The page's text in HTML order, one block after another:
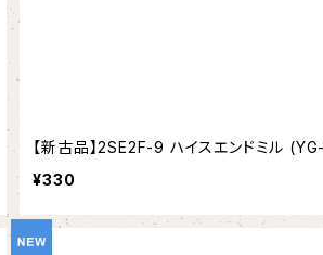
【新古品】2SE2F-9 ハイスエンドミル
¥330